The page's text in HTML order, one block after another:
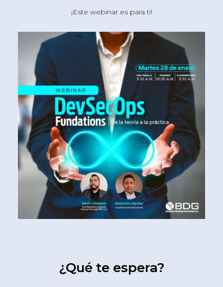
¡Este webinar es para ti!
¿Qué te espera?